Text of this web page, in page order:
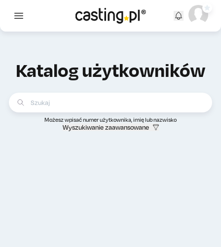
Open main menu
Katalog użytkowników
Możesz wpisać numer użytkownika, imię lub nazwisko
Wyszukiwanie zaawansowane